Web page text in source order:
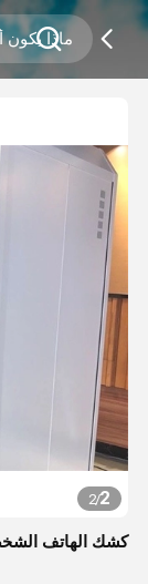
2
/
2
كشك الهاتف